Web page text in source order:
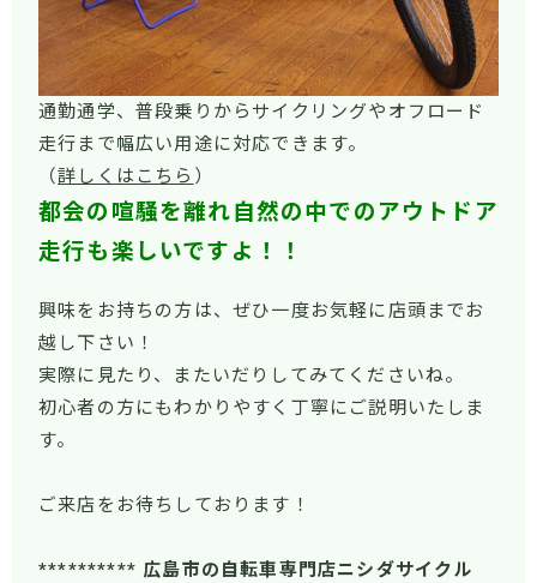
通勤通学、普段乗りからサイクリングやオフロード
走行まで幅広い用途に対応できます。
（詳しくはこちら ）
都会の喧騒を離れ自然の中でのアウトドア
走行も楽しいですよ！！
興味をお持ちの方は、ぜひ一度お気軽に店頭までお
越し下さい！
実際に見たり、またいだりしてみてくださいね。
初心者の方にもわかりやすく丁寧にご説明いたしま
す。
ご来店をお待ちしております！
********** 広島市の自転車専門店ニシダサイクル